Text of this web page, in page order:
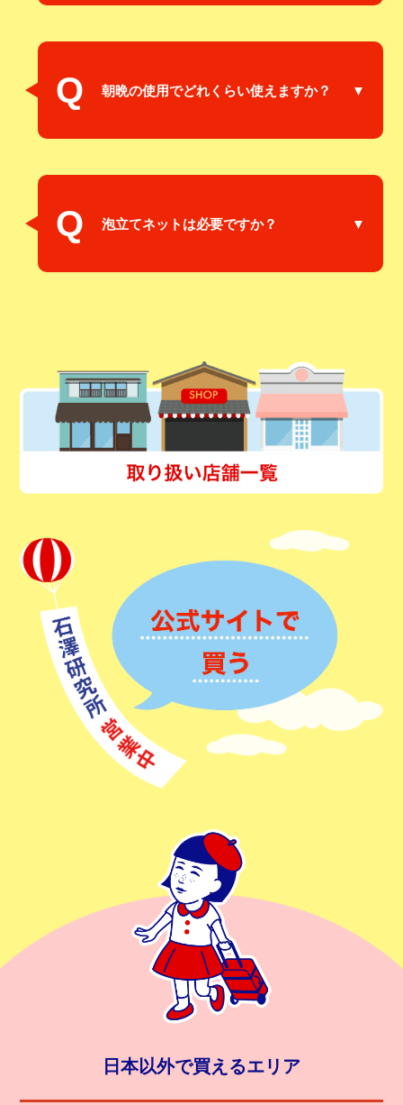
Q 朝晩の使用でどれくらい使えますか？
Q 泡立てネットは必要ですか？
日本以外で買えるエリア